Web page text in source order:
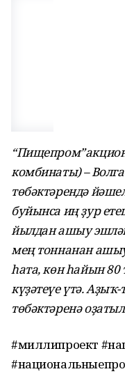
комбинаты) –
төбәктәрендә
буйынса иң ҙур
йылдан ашыу
мең тоннанан
һата, көн һайын 80
күҙәтеүе үтә.
төбәктәренә
#миллипроект